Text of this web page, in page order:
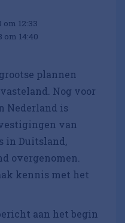
12:33
14:40
plannen
Nog voor
Nederland is
van
in Duitsland,
overgenomen.
kennis met het
aan het begin